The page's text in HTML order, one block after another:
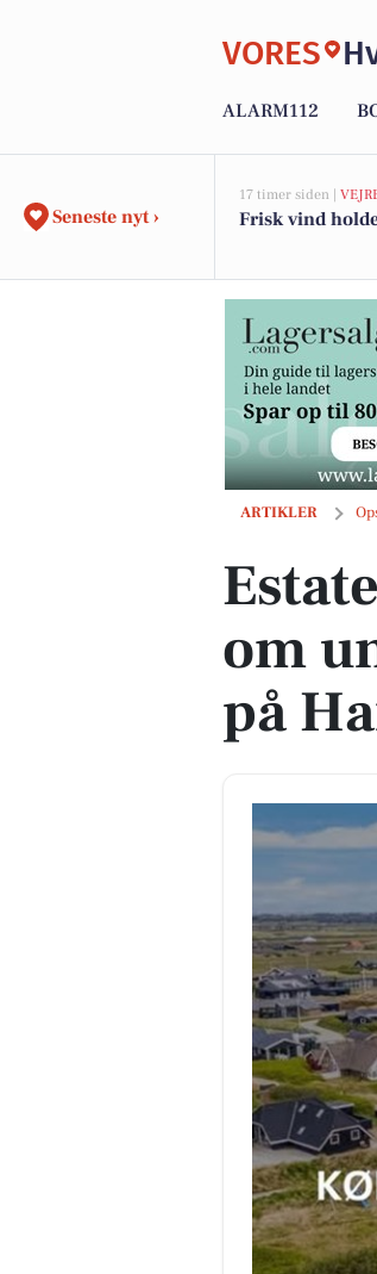
VORES
ALARM112
Seneste nyt ›
17 timer siden |
Frisk vind
ARTIKLER
Estate
om
på